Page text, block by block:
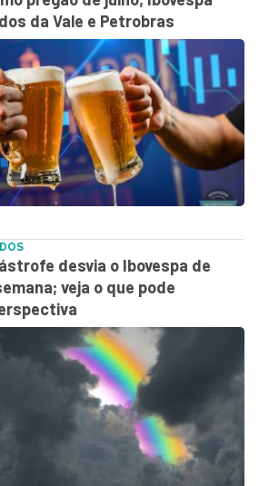
da Vale e Petrobras
desvia o Ibovespa de
veja o que pode